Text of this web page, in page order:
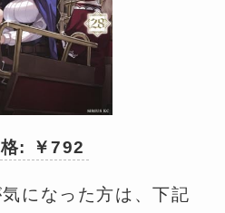
: ￥792
になった方は、下記